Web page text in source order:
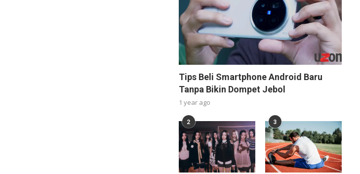
Tips Beli Smartphone Android Baru
Tanpa Bikin Dompet Jebol
1 year ago
2 3